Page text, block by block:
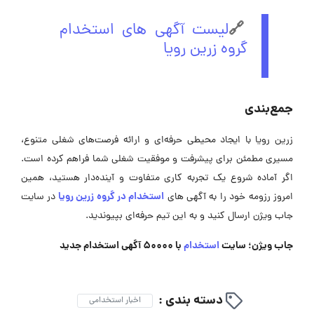
🔗لیست آگهی های استخدام
گروه زرین رویا
جمع‌بندی
زرین رویا با ایجاد محیطی حرفه‌ای و ارائه فرصت‌های شغلی متنوع،
مسیری مطمئن برای پیشرفت و موفقیت شغلی شما فراهم کرده است.
اگر آماده شروع یک تجربه کاری متفاوت و آینده‌دار هستید، همین
امروز رزومه خود را به آگهی ‌های استخدام در گروه زرین رویادر سایت
جاب ویژن ارسال کنید و به این تیم حرفه‌ای بپیوندید.
جاب ویژن؛ سایتاستخدامبا 50000 آگهی استخدام جدید
دسته بندی : اخبار استخدامی